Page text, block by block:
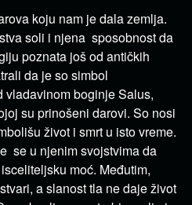
koju nam je dala zemlja.
soli i njena sposobnost da
poznata još od antičkih
da je so simbol
vladavinom boginje Salus,
su prinošeni darovi. So nosi
život i smrt u isto vreme.
se u njenim svojstvima da
moć. Međutim,
a slanost tla ne daje život